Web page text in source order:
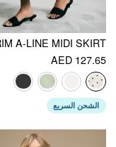
AED 127.65
الشحن السريع